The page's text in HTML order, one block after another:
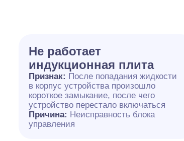
Не работает
индукционная плита
Признак: После попадания жидкости
в корпус устройства произошло
короткое замыкание, после чего
устройство перестало включаться
Причина: Неисправность блока
управления